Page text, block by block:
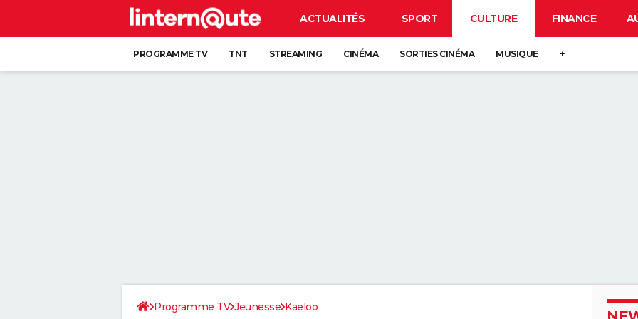
ACTUALITÉS SPORT CULTURE FINANCE
PROGRAMME TV TNT STREAMING CINÉMA SORTIES CINÉMA MUSIQUE +
Programme TV Jeunesse Kaeloo